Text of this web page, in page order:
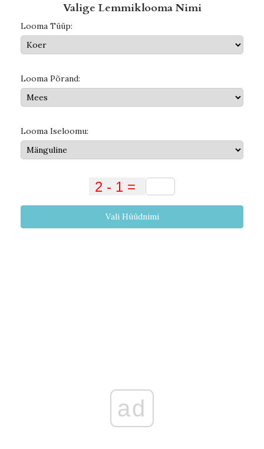
Valige Lemmiklooma Nimi
Looma Tüüp:
Looma Põrand:
Looma Iseloomu:
Vali Hüüdnimi
ad